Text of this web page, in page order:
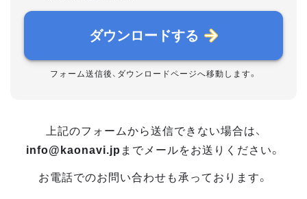
ダウンロードする
フォーム送信後、ダウンロードページへ移動します。
上記のフォームから送信できない場合は、
info@kaonavi.jp までメールをお送りください。
お電話でのお問い合わせも承っております。